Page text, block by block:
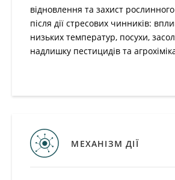
відновлення та захист
після дії стресових чинників:
низьких температур, посухи,
надлишку пестицидів та
МЕХАНІЗМ ДІЇ